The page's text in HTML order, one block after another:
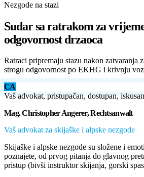
Nezgode na stazi
Sudar sa ratrakom za
odgovornost drzaoca
Ratraci pripremaju stazu nakon zatvaranja
strogu odgovornost po EKHG i krivnju
CA
Vaš advokat, pristupačan, dostupan, iskusan
Mag. Christopher Angerer, Rechtsanwalt
Vaš advokat za skijaške i alpske nezgode
Skijaške i alpske nezgode su složene i
poznajete, od prvog pitanja do glavnog
pristup (bivši instruktor skijanja, gorski